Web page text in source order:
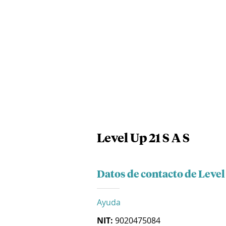
Level Up 21 S A S
Datos de contacto de Level
Ayuda
NIT: 9020475084